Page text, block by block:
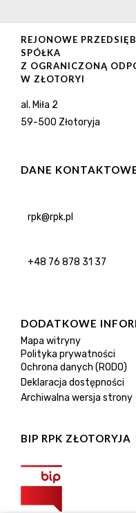
REJONOWE
SPÓŁKA
Z OGRANICZONĄ
W ZŁOTORYI
al. Miła 2
59-500 Złotoryja
DANE
rpk@rpk.pl
+48 76 878 31 37
DODATKOWE
Mapa witryny
Polityka prywatności
Ochrona danych (RODO)
Deklaracja dostępności
Archiwalna wersja strony
BIP RPK ZŁOTORYJA